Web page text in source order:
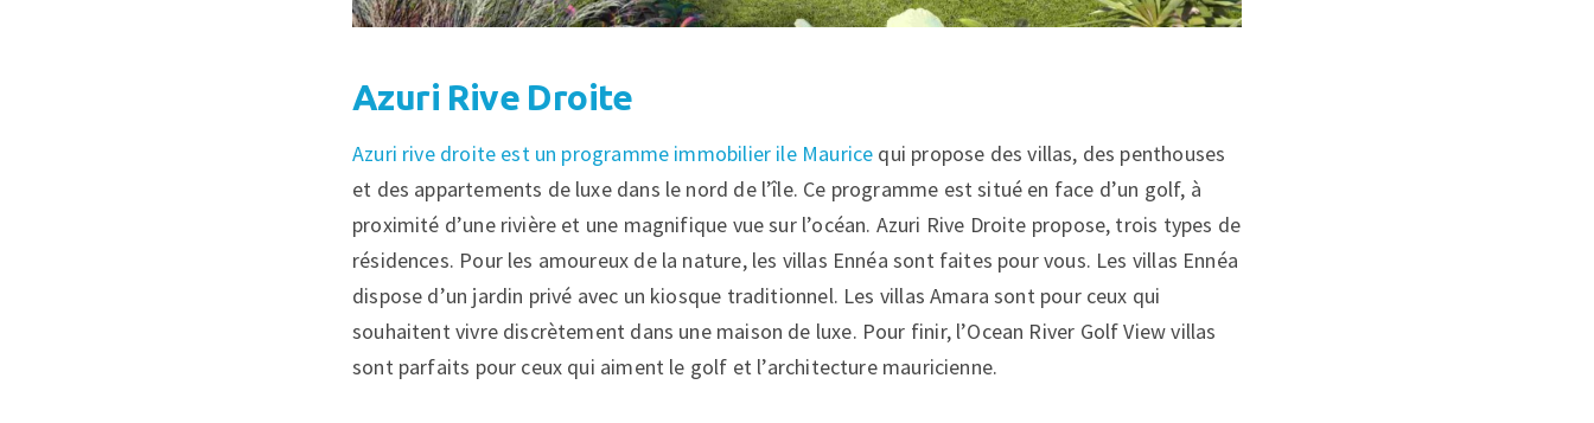
Azuri Rive Droite
Azuri rive droite est un programme immobilier ile Maurice qui propose des villas, des penthouses
et des appartements de luxe dans le nord de l’île. Ce programme est situé en face d’un golf, à
proximité d’une rivière et une magnifique vue sur l’océan. Azuri Rive Droite propose, trois types de
résidences. Pour les amoureux de la nature, les villas Ennéa sont faites pour vous. Les villas Ennéa
dispose d’un jardin privé avec un kiosque traditionnel. Les villas Amara sont pour ceux qui
souhaitent vivre discrètement dans une maison de luxe. Pour finir, l’Ocean River Golf View villas
sont parfaits pour ceux qui aiment le golf et l’architecture mauricienne.